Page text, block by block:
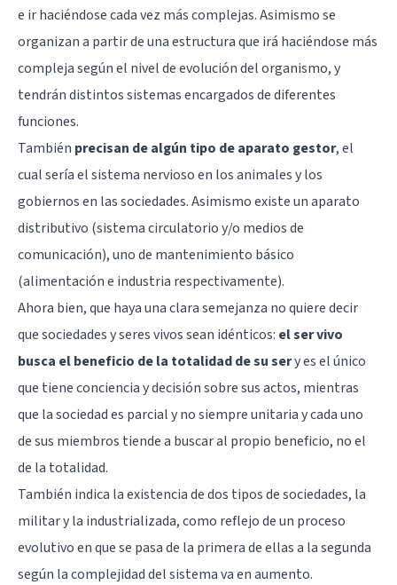
e ir haciéndose cada vez más complejas. Asimismo se
organizan a partir de una estructura que irá haciéndose más
compleja según el nivel de evolución del organismo, y
tendrán distintos sistemas encargados de diferentes
funciones.
También precisan de algún tipo de aparato gestor, el
cual sería el sistema nervioso en los animales y los
gobiernos en las sociedades. Asimismo existe un aparato
distributivo (sistema circulatorio y/o medios de
comunicación), uno de mantenimiento básico
(alimentación e industria respectivamente).
Ahora bien, que haya una clara semejanza no quiere decir
que sociedades y seres vivos sean idénticos: el ser vivo
busca el beneficio de la totalidad de su sery es el único
que tiene conciencia y decisión sobre sus actos, mientras
que la sociedad es parcial y no siempre unitaria y cada uno
de sus miembros tiende a buscar al propio beneficio, no el
de la totalidad.
También indica la existencia de dos tipos de sociedades, la
militar y la industrializada, como reflejo de un proceso
evolutivo en que se pasa de la primera de ellas a la segunda
según la complejidad del sistema va en aumento.